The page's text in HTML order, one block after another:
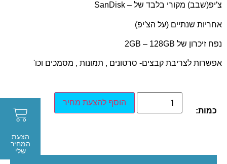
צ′יפ(שבב) מקורי בלבד של – SanDisk
אחריות שנתיים (על הצ′יפ)
נפח זיכרון של 2GB – 128GB
אפשרות לצריבת קבצים- סרטונים , תמונות , מסמכים וכו'
כמות:
הוסף להצעת מחיר
הצעת
המחיר
שלי